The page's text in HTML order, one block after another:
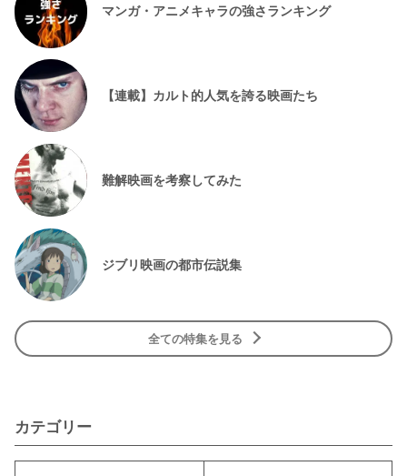
マンガ・アニメキャラの強さランキング
【連載】カルト的人気を誇る映画たち
難解映画を考察してみた
ジブリ映画の都市伝説集
全ての特集を見る
カテゴリー